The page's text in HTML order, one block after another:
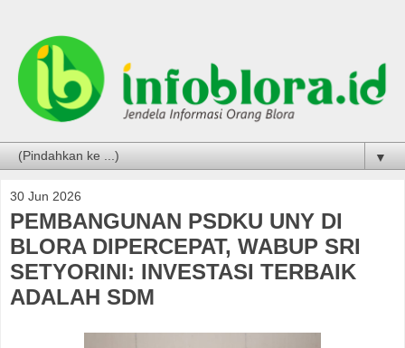
▼
30 Jun 2026
PEMBANGUNAN PSDKU UNY DI
BLORA DIPERCEPAT, WABUP SRI
SETYORINI: INVESTASI TERBAIK
ADALAH SDM